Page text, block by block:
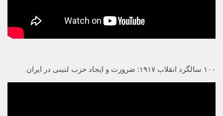
۱۰۰ سالگرد انقلاب ۱۹۱۷: ضرورت و ایجاد حزب لنینی در ایران